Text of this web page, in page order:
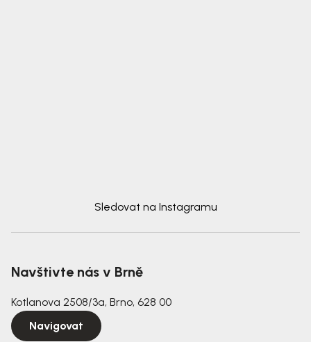
Sledovat na Instagramu
Navštivte nás v Brně
Kotlanova 2508/3a, Brno, 628 00
Navigovat